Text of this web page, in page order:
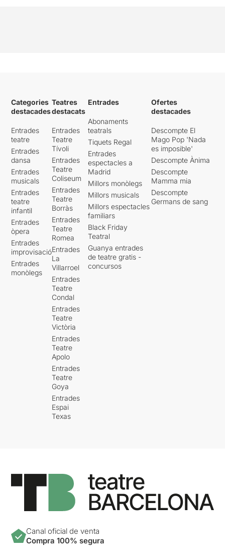
Categories
destacades
Entrades
teatre
Entrades
dansa
Entrades
musicals
Entrades
teatre
infantil
Entrades
òpera
Entrades
improvisació
Entrades
monòlegs
Teatres
destacats
Entrades
Teatre
Tívoli
Entrades
Teatre
Coliseum
Entrades
Teatre
Borràs
Entrades
Teatre
Romea
Entrades
La
Villarroel
Entrades
Teatre
Condal
Entrades
Teatre
Victòria
Entrades
Teatre
Apolo
Entrades
Teatre
Goya
Entrades
Espai
Texas
Entrades
Abonaments
teatrals
Tiquets Regal
Entrades
espectacles a
Madrid
Millors monòlegs
Millors musicals
Millors espectacles
familiars
Black Friday
Teatral
Guanya entrades
de teatre gratis -
concursos
Ofertes
destacades
Descompte El
Mago Pop 'Nada
es imposible'
Descompte Ànima
Descompte
Mamma mia
Descompte
Germans de sang
Canal oficial de venta
Compra 100% segura